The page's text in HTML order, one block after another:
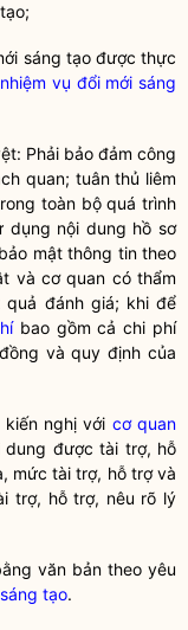
;
sáng tạo được thực
vụ đổi mới sáng
Phải bảo đảm công
quan; tuân thủ liêm
toàn bộ quá trình
dụng nội dung hồ sơ
mật thông tin theo
và cơ quan có thẩm
đánh giá; khi để
bao gồm cảchi phí
và quy định của
nghị với cơ quan
dung được tài trợ, hỗ
mức tài trợ, hỗ trợ và
trợ, hỗ trợ, nêu rõ lý
văn bản theo yêu
tạo.